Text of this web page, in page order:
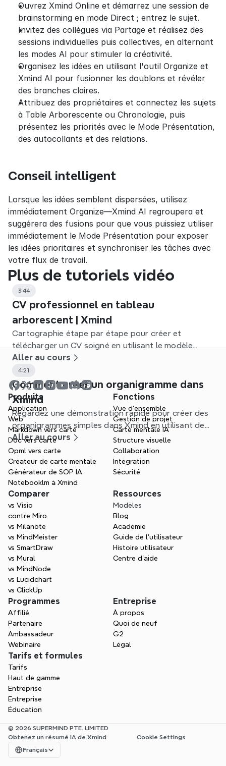
Ouvrez Xmind Online et démarrez une session de
brainstorming en mode Direct ; entrez le sujet.
Invitez des collègues via Partage et réalisez des
sessions individuelles puis collectives, en alternant
les modes AI pour stimuler la créativité.
Organisez les idées en utilisant l'outil Organize et
Xmind AI pour fusionner les doublons et révéler
des branches claires.
Attribuez des propriétaires et connectez les sujets
à Table Arborescente ou Chronologie, puis
présentez les priorités avec le Mode Présentation,
des autocollants et des relations.
Conseil intelligent
Lorsque les idées semblent dispersées, utilisez
immédiatement Organize—Xmind AI regroupera et
suggérera des fusions pour que vous puissiez utiliser
immédiatement le Mode Présentation pour exposer
les idées prioritaires et synchroniser les tâches avec
votre flux de travail.
Plus de tutoriels vidéo
3:44
CV professionnel en tableau
arborescent | Xmind
Cartographie étape par étape pour créer et
télécharger un CV soigné en utilisant le modèle
Arbre Tableau de Xmind.
Aller au cours
4:21
Comment créer un organigramme dans
Xmind
Regardez une démonstration rapide pour créer des
organigrammes simples dans Xmind en utilisant des
modèles et des fonctionnalités de mind-mapping.
Aller au cours
Produits
Application
Web
Markdown vers carte
Doc vers carte
Opml vers carte
Créateur de carte mentale
Générateur de SOP IA
Notebooklm à Xmind
Fonctions
Vue d'ensemble
Gestion de projet
Carte mentale IA
Structure visuelle
Collaboration
Intégration
Sécurité
Comparer
vs Visio
contre Miro
vs Milanote
vs MindMeister
vs SmartDraw
vs Mural
vs MindNode
vs Lucidchart
vs ClickUp
Ressources
Modèles
Blog
Académie
Guide de l’utilisateur
Histoire utilisateur
Centre d'aide
Programmes
Affilié
Partenaire
Ambassadeur
Webinaire
Entreprise
À propos
Quoi de neuf
G2
Légal
Tarifs et formules
Tarifs
Haut de gamme
Entreprise
Entreprise
Éducation
© 2026 SUPERMIND PTE. LIMITED
Obtenez un résumé IA de Xmind
Cookie Settings
Select Language
Français